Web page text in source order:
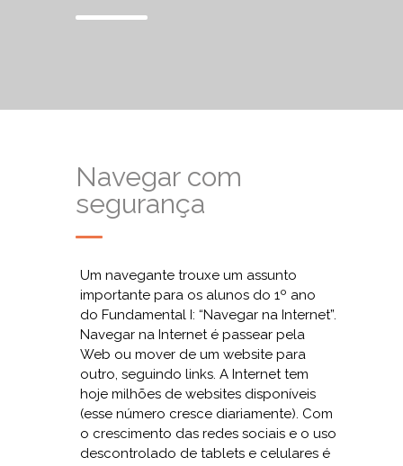
Navegar com
segurança
Um navegante trouxe um assunto
importante para os alunos do 1º ano
do Fundamental I: “Navegar na Internet”.
Navegar na Internet é passear pela
Web ou mover de um website para
outro, seguindo links. A Internet tem
hoje milhões de websites disponíveis
(esse número cresce diariamente). Com
o crescimento das redes sociais e o uso
descontrolado de tablets e celulares é